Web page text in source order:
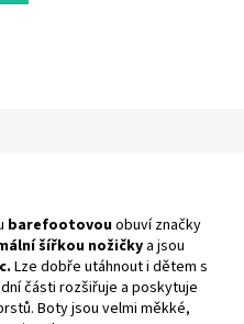
barefootovouobuví značky
šířkou nožičky a jsou
Lze dobře utáhnout i dětem s
části rozšiřuje a poskytuje
Boty jsou velmi měkké,